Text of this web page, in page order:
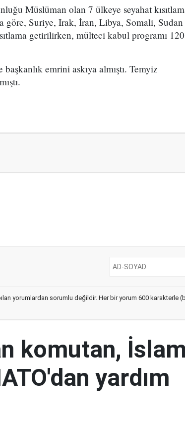
Müslüman olan 7 ülkeye seyahat
göre, Suriye, Irak, İran, Libya, Somali, Sudan
getirilirken, mülteci kabul programı
emrini askıya almıştı. Temyiz
yorumlardan sorumlu değildir. Her bir yorum 600 karakterle
komutan, İslam
yardım